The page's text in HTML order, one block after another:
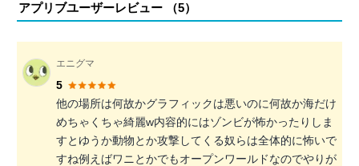
アプリブユーザーレビュー （5）
エニグマ
5
他の場所は何故かグラフィックは悪いのに何故か海だけ
めちゃくちゃ綺麗w内容的にはゾンビが怖かったりしま
すとゆうか動物とか攻撃してくる奴らは全体的に怖いで
すね例えばワニとかでもオープンワールドなのでやりが